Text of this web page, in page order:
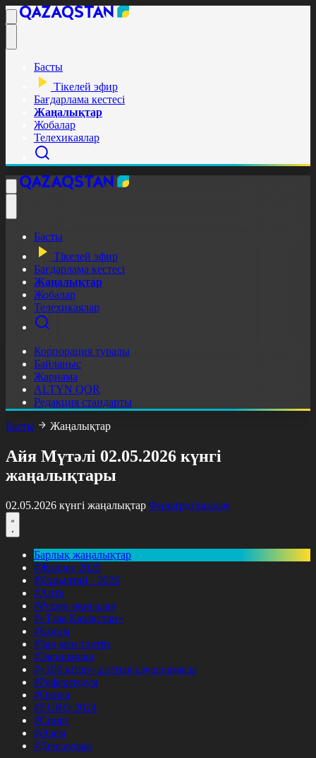
Басты
Тікелей эфир
Бағдарлама кестесі
Жаңалықтар
Жобалар
Телехикаялар
Басты
Тікелей эфир
Бағдарлама кестесі
Жаңалықтар
Жобалар
Телехикаялар
Корпорация туралы
Байланыс
Жарнама
ALTYN QOR
Редакция стандарты
Басты
Жаңалықтар
Айя Мүтәлі 02.05.2026 күнгі
жаңалықтары
02.05.2026 күнгі жаңалықтар Фильтрді тазалау
Барлық жаңалықтар
#Жолдау 2025
#Құрылтай - 2026
#Апта
#Ресми оқиғалар
#«Таза Қазақстан»
#Қоғам
#Заң мен тәртіп
#Экономика
#«100 кітап» ұлттық сауалнамасы
#Референдум
#Оқиға
#EURO 2024
#Спорт
#Әлем
#Денсаулық